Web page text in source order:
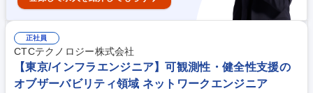
正社員
CTCテクノロジー株式会社
【東京/インフラエンジニア】可観測性・健全性支援の
オブザーバビリティ領域 ネットワークエンジニア